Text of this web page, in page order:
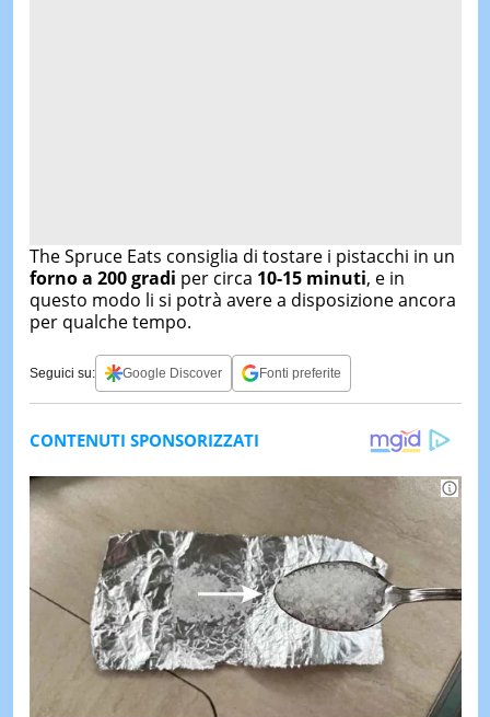
The Spruce Eats consiglia di tostare i pistacchi in un
forno a 200 gradi per circa 10-15 minuti, e in
questo modo li si potrà avere a disposizione ancora
per qualche tempo.
Seguici su: Google Discover Fonti preferite